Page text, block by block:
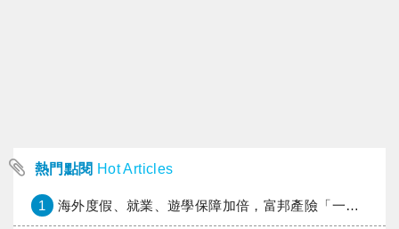
熱門點閱 Hot Articles
1 海外度假、就業、遊學保障加倍，富邦產險「一期逐夢」專案加碼遠距醫療與緊急救援